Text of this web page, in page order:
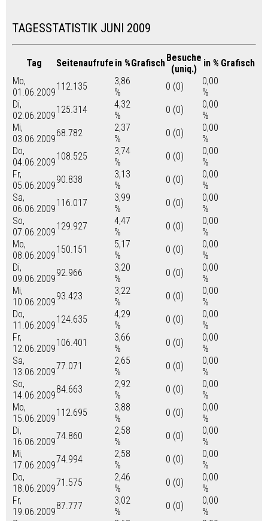
TAGESSTATISTIK JUNI 2009
Tag Seitenaufrufe in %GrafischBesuche
(uniq.)
in % Grafisch
Mo,
01.06.2009
112.135
3,86
%
0 (0)
0,00
%
Di,
02.06.2009
125.314
4,32
%
0 (0)
0,00
%
Mi,
03.06.2009
68.782
2,37
%
0 (0)
0,00
%
Do,
04.06.2009
108.525
3,74
%
0 (0)
0,00
%
Fr,
05.06.2009
90.838
3,13
%
0 (0)
0,00
%
Sa,
06.06.2009
116.017
3,99
%
0 (0)
0,00
%
So,
07.06.2009
129.927
4,47
%
0 (0)
0,00
%
Mo,
08.06.2009
150.151
5,17
%
0 (0)
0,00
%
Di,
09.06.2009
92.966
3,20
%
0 (0)
0,00
%
Mi,
10.06.2009
93.423
3,22
%
0 (0)
0,00
%
Do,
11.06.2009
124.635
4,29
%
0 (0)
0,00
%
Fr,
12.06.2009
106.401
3,66
%
0 (0)
0,00
%
Sa,
13.06.2009
77.071
2,65
%
0 (0)
0,00
%
So,
14.06.2009
84.663
2,92
%
0 (0)
0,00
%
Mo,
15.06.2009
112.695
3,88
%
0 (0)
0,00
%
Di,
16.06.2009
74.860
2,58
%
0 (0)
0,00
%
Mi,
17.06.2009
74.994
2,58
%
0 (0)
0,00
%
Do,
18.06.2009
71.575
2,46
%
0 (0)
0,00
%
Fr,
19.06.2009
87.777
3,02
%
0 (0)
0,00
%